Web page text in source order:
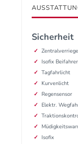
Sicherheit
Isofix
Tagfahrlicht
Kurvenlicht
Regensensor
Elektr.
Isofix